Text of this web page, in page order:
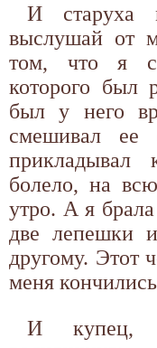
И старуха
выслушай от
том, что я
которого был
был у него
смешивал
прикладывал
болело, на
утро. А я
две лепешки
другому. Этот
меня
И купец,